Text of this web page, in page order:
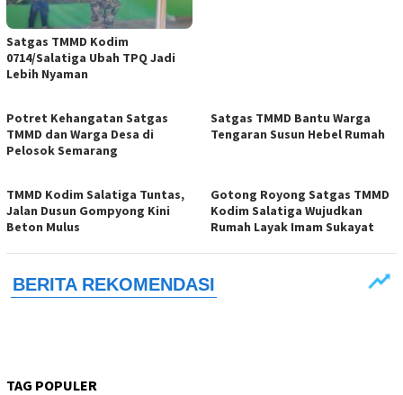
Satgas TMMD Kodim
0714/Salatiga Ubah TPQ Jadi
Lebih Nyaman
Potret Kehangatan Satgas
TMMD dan Warga Desa di
Pelosok Semarang
Satgas TMMD Bantu Warga
Tengaran Susun Hebel Rumah
TMMD Kodim Salatiga Tuntas,
Jalan Dusun Gompyong Kini
Beton Mulus
Gotong Royong Satgas TMMD
Kodim Salatiga Wujudkan
Rumah Layak Imam Sukayat
TAG POPULER